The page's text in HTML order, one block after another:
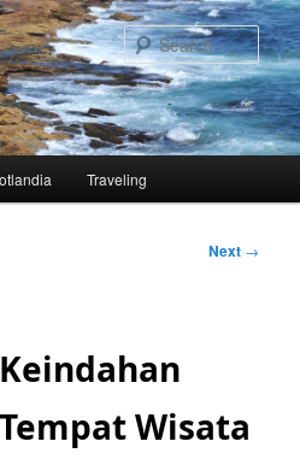
Traveling
Next →
Wisata